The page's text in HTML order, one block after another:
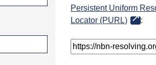
Persistent Uniform
Locator (PURL)
: